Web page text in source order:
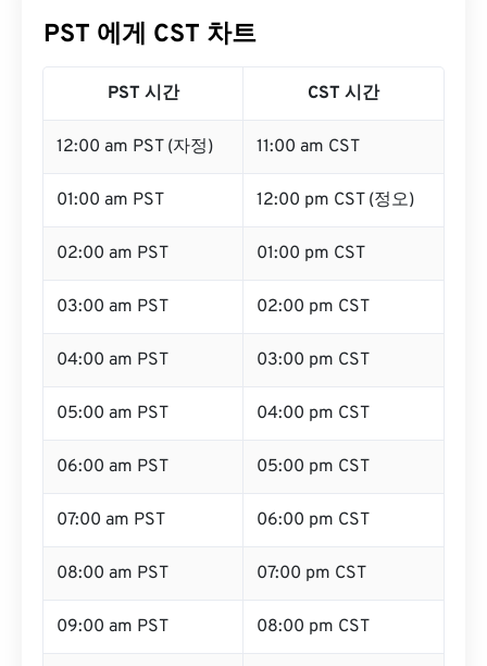
PST 에게 CST 차트
PST 시간 CST 시간
12:00 am PST (자정) 11:00 am CST
01:00 am PST 12:00 pm CST (정오)
02:00 am PST 01:00 pm CST
03:00 am PST 02:00 pm CST
04:00 am PST 03:00 pm CST
05:00 am PST 04:00 pm CST
06:00 am PST 05:00 pm CST
07:00 am PST 06:00 pm CST
08:00 am PST 07:00 pm CST
09:00 am PST 08:00 pm CST